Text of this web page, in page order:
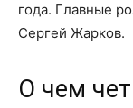
года. Главные
Сергей Жарков.
О чем